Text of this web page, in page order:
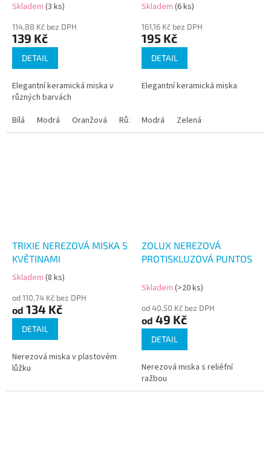
Skladem (3 ks)
114,88 Kč bez DPH
139 Kč
DETAIL
Elegantní keramická miska v
různých barvách
Bílá
Modrá Oranžová Růžová
Skladem (6 ks)
161,16 Kč bez DPH
195 Kč
DETAIL
Elegantní keramická miska
Modrá Zelená
TRIXIE NEREZOVÁ MISKA S
KVĚTINAMI
Průměrné
produktu
je
hvězdiček.
Skladem (8 ks)
od 110,74 Kč bez DPH
od 134 Kč
DETAIL
Nerezová miska v plastovém
lůžku
ZOLUX NEREZOVÁ
PROTISKLUZOVÁ PUNTOS
Skladem (>20 ks)
od 40,50 Kč bez DPH
od 49 Kč
DETAIL
Nerezová miska s reliéfní
ražbou